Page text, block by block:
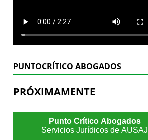
PUNTOCRÍTICO ABOGADOS
PRÓXIMAMENTE
Punto Crítico Abogados
Servicios Jurídicos de AUSAJ